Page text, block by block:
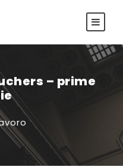
– prime